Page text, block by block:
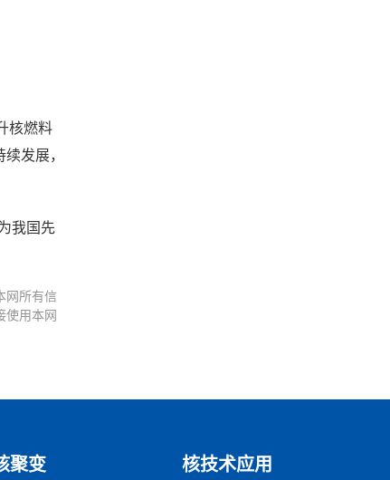
核燃料
发展，
我国先
网所有信
使用本网
聚变 核技术应用